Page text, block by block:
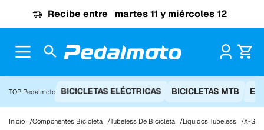
Recibe entre martes 11 y miércoles 12
TOP Pedalmoto BICICLETAS ELÉCTRICAS BICICLETAS MTB
Inicio Componentes Bicicleta Tubeless De Bicicleta Liquidos Tubeless X-